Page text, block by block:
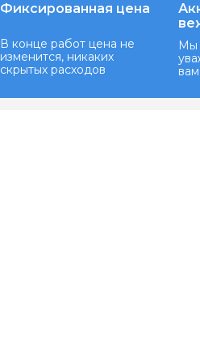
Фиксированная цена
В конце работ цена не
изменится, никаких
скрытых расходов
Мы